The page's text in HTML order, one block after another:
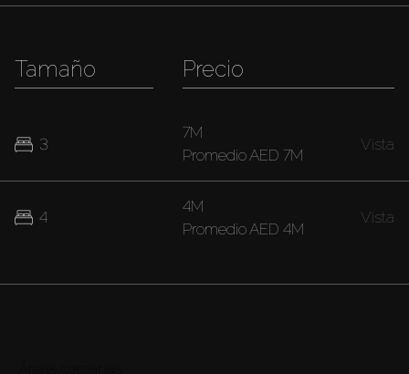
Tamaño
3
4
Precio
7M
PromedioAED 7M
Vista
4M
PromedioAED 4M
Vista